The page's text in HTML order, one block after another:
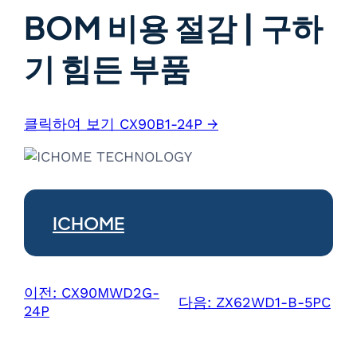
BOM 비용 절감 | 구하
기 힘든 부품
클릭하여 보기 CX90B1-24P →
ICHOME
이전: CX90MWD2G-
24P
다음: ZX62WD1-B-5PC